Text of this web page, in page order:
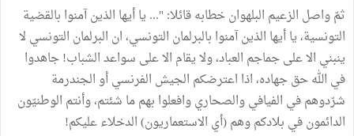
ثمّ واصل الزعيم البلهوان خطابه قائلا: "... يا أيها الذين آمنوا بالقضية
التونسية، يا أيها الذين آمنوا بالبرلمان التونسي، ان البرلمان التونسي لا
ينبني الا على جماجم العباد، ولا يقام الا على سواعد الشباب! جاهدوا
في الله حق جهاده، اذا اعترضكم الجيش الفرنسي أو الجندرمة
شرّدوهم في الفيافي والصحاري وافعلوا بهم ما شئتم، وأنتم الوطنيّون
الدائمون في بلادكم وهم (أي الاستعماريون) الدخلاء عليكم!